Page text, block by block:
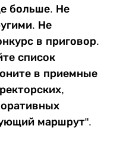
больше. Не
Не
в приговор.
список
в приемные
маршрут".